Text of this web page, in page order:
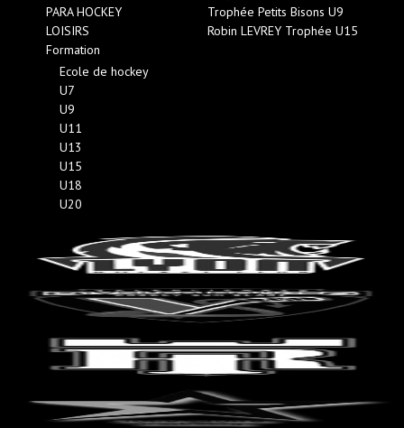
PARA HOCKEY
LOISIRS
Formation
Ecole de hockey
U7
U9
U11
U13
U15
U18
U20
Trophée Petits Bisons U9
Robin LEVREY Trophée U15